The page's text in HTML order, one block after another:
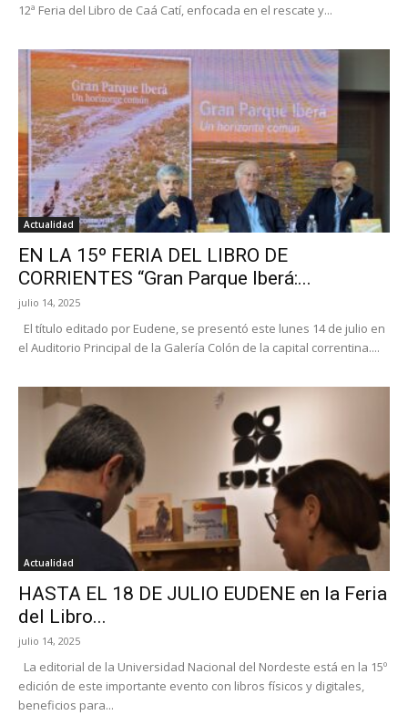
12ª Feria del Libro de Caá Catí, enfocada en el rescate y...
Actualidad
EN LA 15º FERIA DEL LIBRO DE
CORRIENTES “Gran Parque Iberá:...
julio 14, 2025
El título editado por Eudene, se presentó este lunes 14 de julio en
el Auditorio Principal de la Galería Colón de la capital correntina....
Actualidad
HASTA EL 18 DE JULIO EUDENE en la Feria
del Libro...
julio 14, 2025
La editorial de la Universidad Nacional del Nordeste está en la 15º
edición de este importante evento con libros físicos y digitales,
beneficios para...